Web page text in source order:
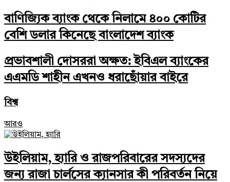
বাণিজ্যিক ব্যাংক থেকে নিলামে ৪০০ কোটির
বেশি ডলার কিনেছে বাংলাদেশ ব্যাংক
প্রভাবশালী দোসররা অক্ষত: ইবিএল ব্যাংকের
এএমডি শাহীন এখনও ধরাছোঁয়ার বাইরে
বিশ্ব
আরও
উইলিয়াম, হ্যারি ও রাজপরিবারের সদস্যদের
জন্য রাজা চার্লসের ক্যানসার কী পরিবর্তন নিয়ে